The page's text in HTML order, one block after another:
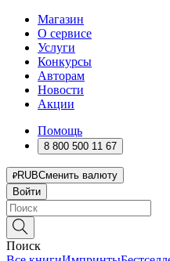
Магазин
О сервисе
Услуги
Конкурсы
Авторам
Новости
Акции
Помощь
8 800 500 11 67
RUBСменить валюту
Войти
Поиск